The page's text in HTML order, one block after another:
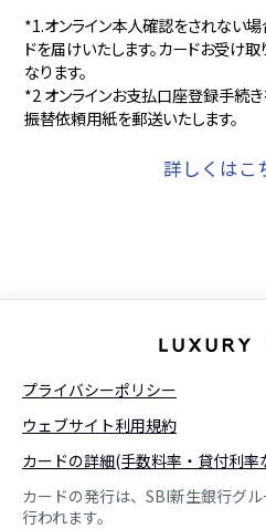
*1.オンライン本人確認をされない場
ドを届けいたします。カードお受け
なります。
*2 オンラインお支払口座登録手続
振替依頼用紙を郵送いたします。
詳しくはこ
プライバシーポリシー
ウェブサイト利用規約
カードの詳細(手数料率・貸付利率
カードの発行は、SBI新生銀行グ
行われます。